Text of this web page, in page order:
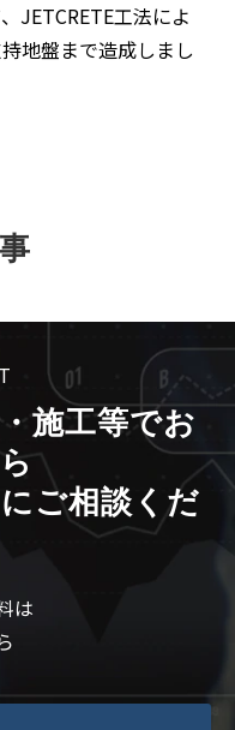
JETCRETE工法によ
地盤まで造成しまし
施工等でお
ご相談くだ
は